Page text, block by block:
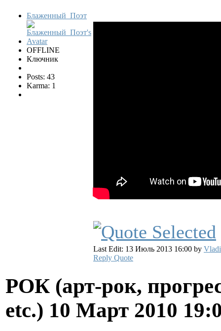
Блаженный_Поэт
OFFLINE
Ключник
Posts: 43
Karma: 1
Last Edit: 13 Июль 2013 16:00 by
Reply Quote
РОК (арт-рок,
etc.) 10 Март 2010